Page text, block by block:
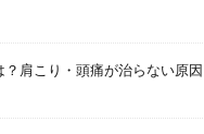
？肩こり・頭痛が治らない原